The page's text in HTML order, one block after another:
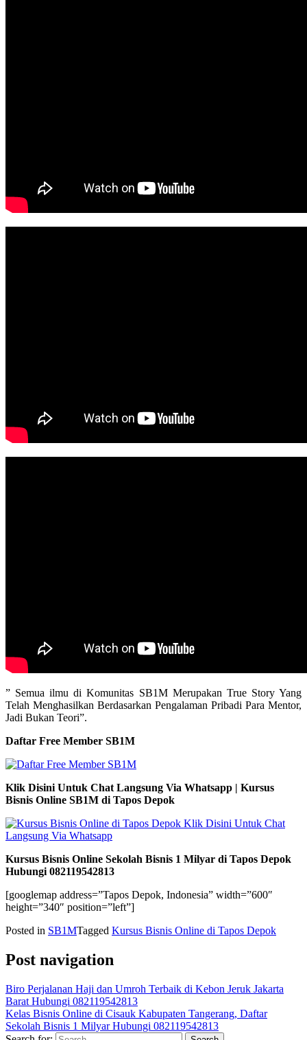
” Semua ilmu di Komunitas SB1M Merupakan True Story Yang
Telah Menghasilkan Berdasarkan Pengalaman Pribadi Para Mentor,
Jadi Bukan Teori”.
Daftar Free Member SB1M
Klik Disini Untuk Chat Langsung Via Whatsapp | Kursus
Bisnis Online SB1M di Tapos Depok
Kursus Bisnis Online Sekolah Bisnis 1 Milyar di Tapos Depok
Hubungi 082119542813
[googlemap address=”Tapos Depok, Indonesia” width=”600″
height=”340″ position=”left”]
Posted in SB1MTagged Kursus Bisnis Online di Tapos Depok
Post navigation
Biro Perjalanan Haji dan Umroh Terbaik di Kebon Jeruk Jakarta
Barat Hubungi 082119542813
Kelas Bisnis Online di Cisauk Kabupaten Tangerang, Daftar
Sekolah Bisnis 1 Milyar Hubungi 082119542813